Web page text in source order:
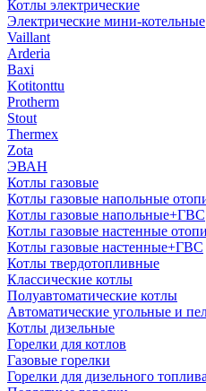
Котлы электрические
Электрические мини-котельные
Vaillant
Arderia
Baxi
Kotitonttu
Protherm
Stout
Thermex
Zota
ЭВАН
Котлы газовые
Котлы газовые напольные
Котлы газовые напольные+ГВС
Котлы газовые настенные
Котлы газовые настенные+ГВС
Котлы твердотопливные
Классические котлы
Полуавтоматические котлы
Автоматические угольные и
Котлы дизельные
Горелки для котлов
Газовые горелки
Горелки для дизельного топлива